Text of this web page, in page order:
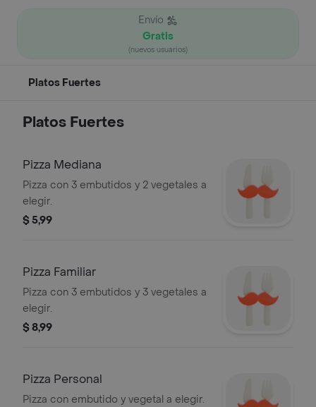
Envío
Gratis
(nuevos usuarios)
Platos Fuertes
Platos Fuertes
Pizza Mediana
Pizza con 3 embutidos y 2 vegetales a
elegir.
$ 5,99
Pizza Familiar
Pizza con 3 embutidos y 3 vegetales a
elegir.
$ 8,99
Pizza Personal
Pizza con embutido y vegetal a elegir.